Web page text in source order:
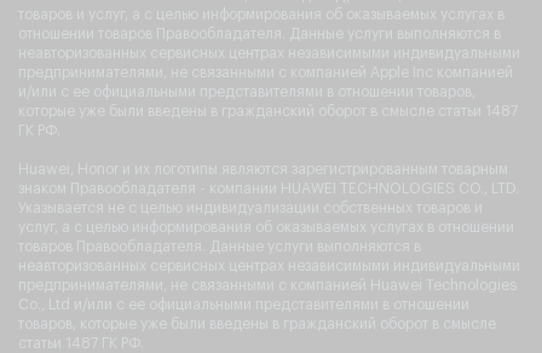
товаров и услуг, а с целью информирования об оказываемых услугах в
отношении товаров Правообладателя. Данные услуги выполняются в
неавторизованных сервисных центрах независимыми индивидуальными
предпринимателями, не связанными с компанией Apple Inc компанией
и/или с ее официальными представителями в отношении товаров,
которые уже были введены в гражданский оборот в смысле статьи 1487
ГК РФ.
Huawei, Honor и их логотипы являются зарегистрированным товарным
знаком Правообладателя - компании HUAWEI TECHNOLOGIES CO., LTD.
Указывается не с целью индивидуализации собственных товаров и
услуг, а с целью информирования об оказываемых услугах в отношении
товаров Правообладателя. Данные услуги выполняются в
неавторизованных сервисных центрах независимыми индивидуальными
предпринимателями, не связанными с компанией Huawei Technologies
Co., Ltd и/или с ее официальными представителями в отношении
товаров, которые уже были введены в гражданский оборот в смысле
статьи 1487 ГК РФ.